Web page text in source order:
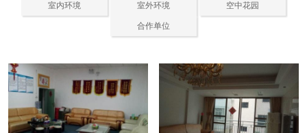
室内环境 室外环境 空中花园
合作单位